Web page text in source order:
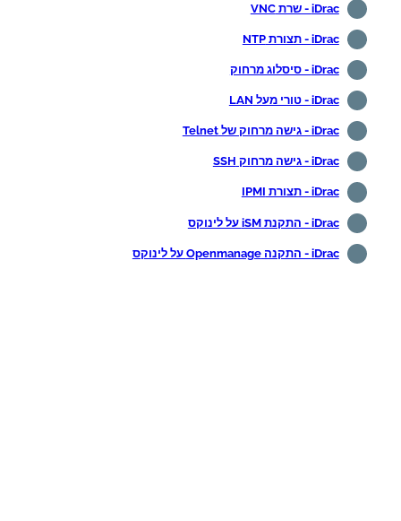
iDrac - שרת VNC
iDrac - תצורת NTP
iDrac - סיסלוג מרחוק
iDrac - טורי מעל LAN
iDrac - גישה מרחוק של Telnet
iDrac - גישה מרחוק SSH
iDrac - תצורת IPMI
iDrac - התקנת iSM על לינוקס
iDrac - התקנה Openmanage על לינוקס